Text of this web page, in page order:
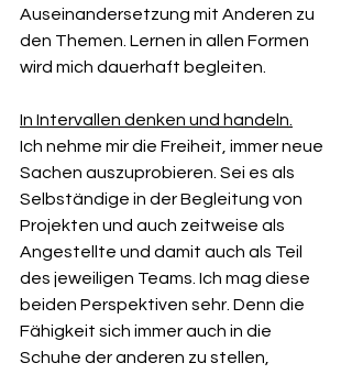
Auseinandersetzung mit Anderen zu
den Themen. Lernen in allen Formen
wird mich dauerhaft begleiten.
In Intervallen denken und handeln.
Ich nehme mir die Freiheit, immer neue
Sachen auszuprobieren. Sei es als
Selbständige in der Begleitung von
Projekten und auch zeitweise als
Angestellte und damit auch als Teil
des jeweiligen Teams. Ich mag diese
beiden Perspektiven sehr. Denn die
Fähigkeit sich immer auch in die
Schuhe der anderen zu stellen,